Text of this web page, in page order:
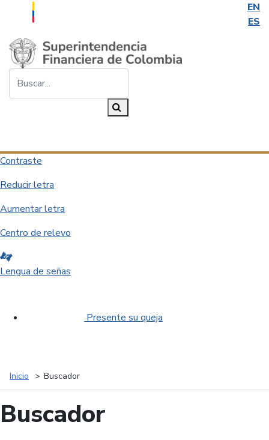
EN
ES
Saltar al contenido principal
Contraste
Reducir letra
Aumentar letra
Centro de relevo
Lengua de señas
Presente su queja
Inicio Buscador
Buscador